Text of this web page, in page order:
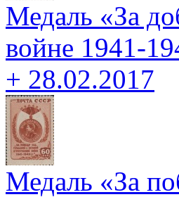
Медаль «За
войне 1941-
+ 28.02.2017
Медаль «За